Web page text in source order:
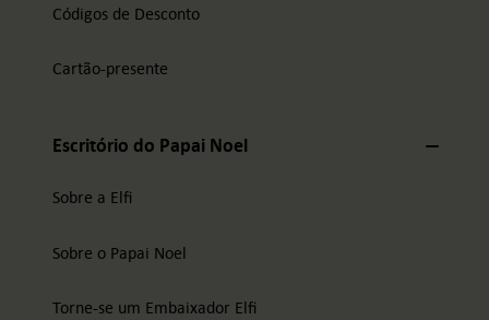
Códigos de Desconto
Cartão-presente
Escritório do Papai Noel
Sobre a Elfi
Sobre o Papai Noel
Torne-se um Embaixador Elfi